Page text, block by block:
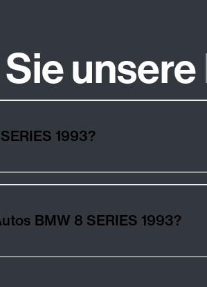
unsere
1993?
BMW 8 SERIES 1993?